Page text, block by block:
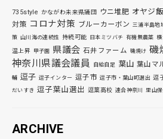
735style かながわ未来県議団 ウニ堆肥 オヤジ飯
対策 コロナ対策 ブルーカーボン 三浦半島地
策 山川海の連続性 持続可能 日本ミツバチ 有機無農薬 横
温上昇 甲子園 県議会 石井ファーム 磯焼け 磯
神奈川県議会議員 自給自足 葉山 葉山マ
輔 逗子 逗子インター 逗子市 逗子市・葉山町選出 逗
だいすき 逗子葉山選出 逗葉高校 連合神奈川 里山
ARCHIVE